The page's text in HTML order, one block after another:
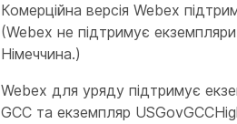
Комерційна версія Webex
(Webex не підтримує
Німеччина.)
Webex для уряду підтримує
GCC та екземпляр